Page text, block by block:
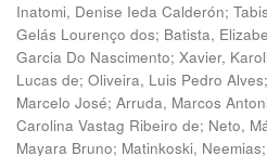
Inatomi, Denise Ieda Calderón;
Gelás Lourenço dos; Batista,
Garcia Do Nascimento; Xavier,
Lucas de; Oliveira, Luis Pedro Alves;
Marcelo José; Arruda, Marcos
Carolina Vastag Ribeiro de; Neto,
Mayara Bruno; Matinkoski, Neemias;